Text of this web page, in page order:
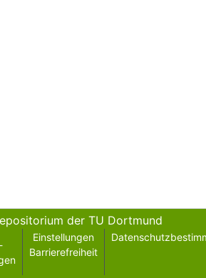
der TU Dortmund
Einstellungen
Barrierefreiheit